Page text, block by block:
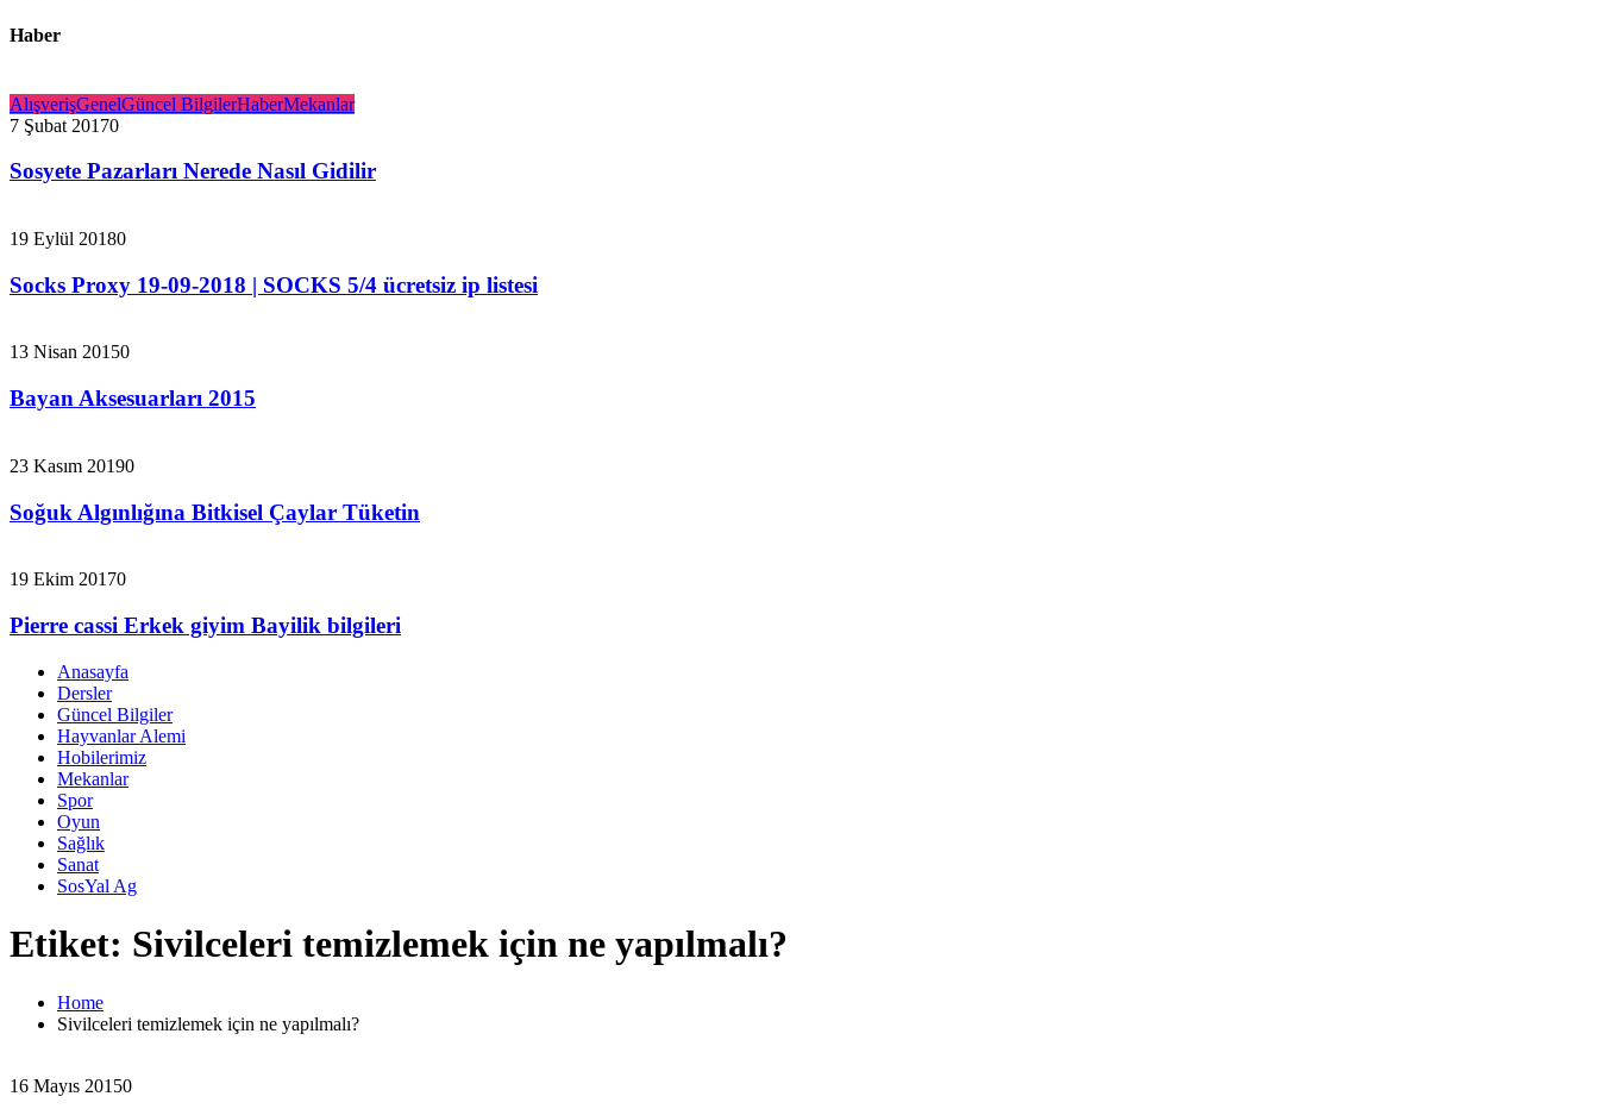
Haber
AlışverişGenelGüncel BilgilerHaberMekanlar
7 Şubat 20170
Sosyete Pazarları Nerede Nasıl Gidilir
19 Eylül 20180
Socks Proxy 19-09-2018 | SOCKS 5/4 ücretsiz ip listesi
13 Nisan 20150
Bayan Aksesuarları 2015
23 Kasım 20190
Soğuk Algınlığına Bitkisel Çaylar Tüketin
19 Ekim 20170
Pierre cassi Erkek giyim Bayilik bilgileri
Anasayfa
Dersler
Güncel Bilgiler
Hayvanlar Alemi
Hobilerimiz
Mekanlar
Spor
Oyun
Sağlık
Sanat
SosYal Ag
Etiket: Sivilceleri temizlemek için ne yapılmalı?
Home
Sivilceleri temizlemek için ne yapılmalı?
16 Mayıs 20150